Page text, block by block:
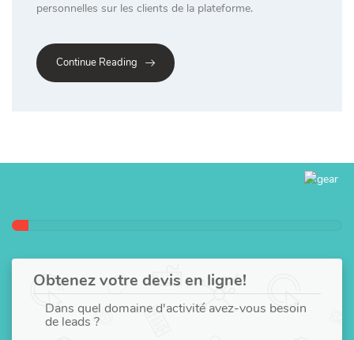
personnelles sur les clients de la plateforme.
Continue Reading
Obtenez votre devis en ligne!
Dans quel domaine d'activité avez-vous besoin
de leads ?